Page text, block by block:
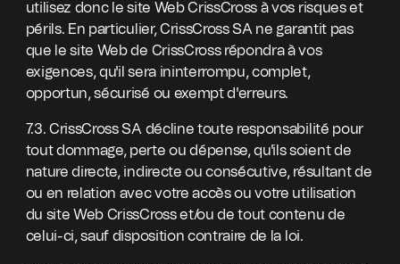
utilisez donc le site Web CrissCross à vos risques et
périls. En particulier, CrissCross SA ne garantit pas
que le site Web de CrissCross répondra à vos
exigences, qu'il sera ininterrompu, complet,
opportun, sécurisé ou exempt d'erreurs.
7.3. CrissCross SA décline toute responsabilité pour
tout dommage, perte ou dépense, qu'ils soient de
nature directe, indirecte ou consécutive, résultant de
ou en relation avec votre accès ou votre utilisation
du site Web CrissCross et/ou de tout contenu de
celui-ci, sauf disposition contraire de la loi.